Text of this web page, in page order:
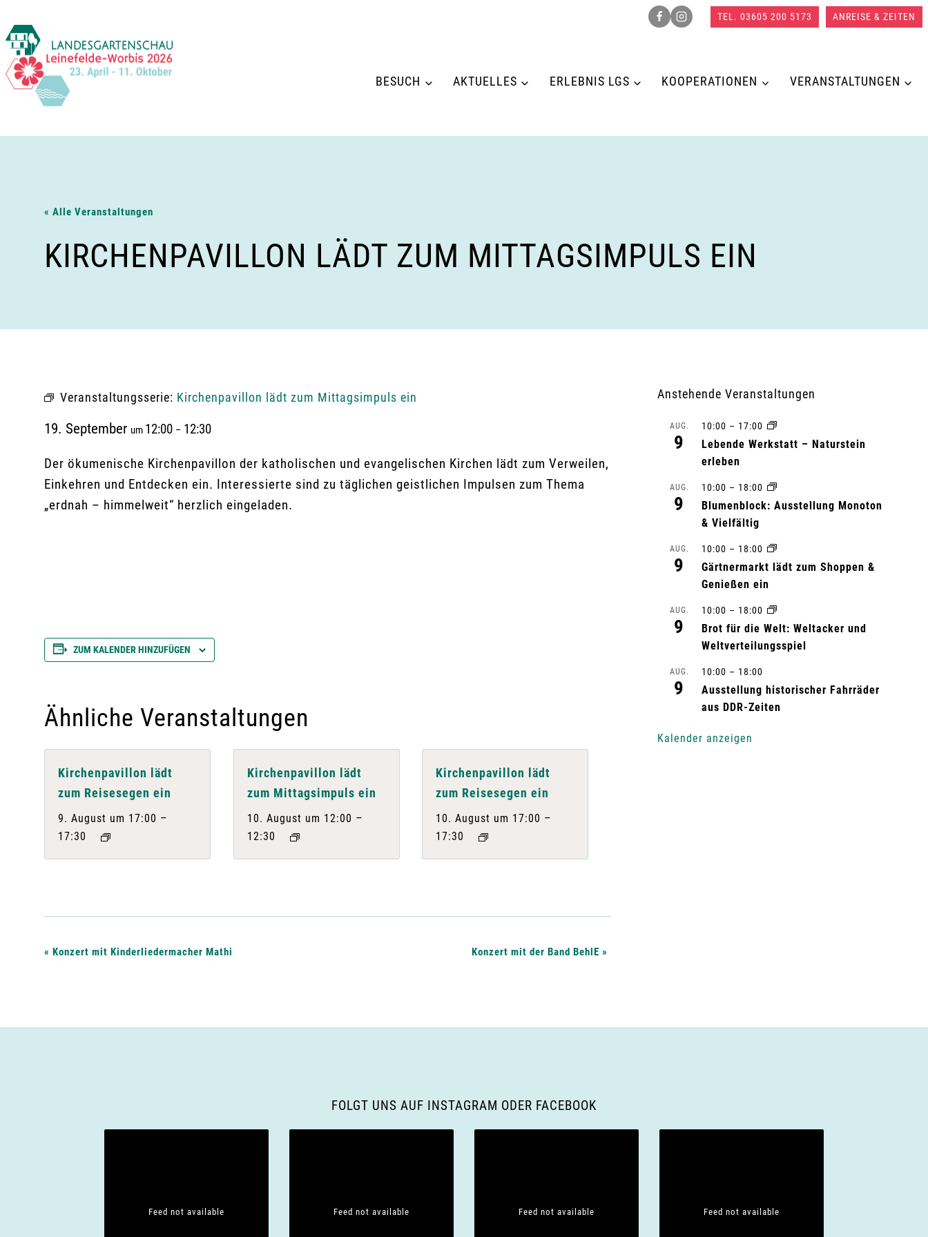
Inhalt
springen
TEL. 03605 200 5173 ANREISE & ZEITEN
BESUCH AKTUELLES ERLEBNIS LGS KOOPERATIONEN VERANSTALTUNGEN
« Alle Veranstaltungen
KIRCHENPAVILLON LÄDT ZUM MITTAGSIMPULS EIN
Veranstaltungsserie: Kirchenpavillon lädt zum Mittagsimpuls ein
19. September um 12:00 – 12:30
Der ökumenische Kirchenpavillon der katholischen und evangelischen Kirchen lädt zum Verweilen,
Einkehren und Entdecken ein. Interessierte sind zu täglichen geistlichen Impulsen zum Thema
„erdnah – himmelweit“ herzlich eingeladen.
ZUM KALENDER HINZUFÜGEN
Ähnliche Veranstaltungen
Kirchenpavillon lädt
zum Reisesegen ein
9. August um 17:00 –
17:30
Kirchenpavillon lädt
zum Mittagsimpuls ein
10. August um 12:00 –
12:30
Kirchenpavillon lädt
zum Reisesegen ein
10. August um 17:00 –
17:30
V
r
« Konzert mit Kinderliedermacher Mathi Konzert mit der Band BehlE»
Anstehende Veranstaltungen
AUG.
9
10:00 – 17:00
Lebende Werkstatt – Naturstein
erleben
AUG.
9
10:00 – 18:00
Blumenblock: Ausstellung Monoton
& Vielfältig
AUG.
9
10:00 – 18:00
Gärtnermarkt lädt zum Shoppen &
Genießen ein
AUG.
9
10:00 – 18:00
Brot für die Welt: Weltacker und
Weltverteilungsspiel
AUG.
9
10:00 – 18:00
Ausstellung historischer Fahrräder
aus DDR-Zeiten
Kalender anzeigen
FOLGT UNS AUF INSTAGRAM ODER FACEBOOK
Feed not available Feed not available Feed not available Feed not available